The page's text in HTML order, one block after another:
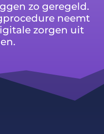
zo geregeld.
neemt
zorgen uit